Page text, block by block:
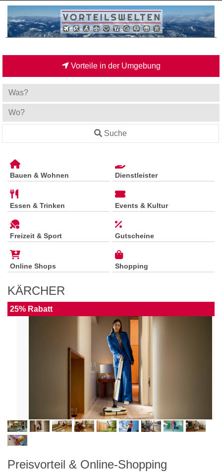
Vorteile in der Umgebung
Suche
Bauen & Wohnen Dienstleister
Essen & Trinken Events & Kultur
Freizeit & Sport Gutscheine
Online Shops Shopping
KÄRCHER
25% Rabatt
Preisvorteil & Online-Shopping